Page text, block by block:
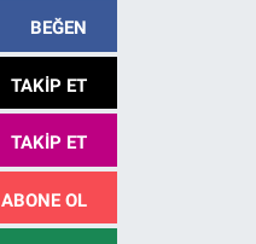
BEĞEN
TAKIP ET
TAKIP ET
ABONE OL